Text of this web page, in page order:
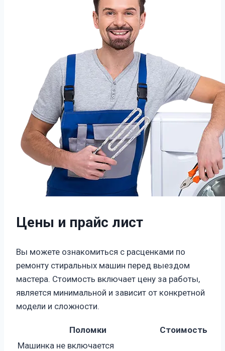
Цены и прайс лист
Вы можете ознакомиться с расценками по
ремонту стиральных машин перед выездом
мастера. Стоимость включает цену за работы,
является минимальной и зависит от конкретной
модели и сложности.
Поломки
Стоимость
Машинка не включается